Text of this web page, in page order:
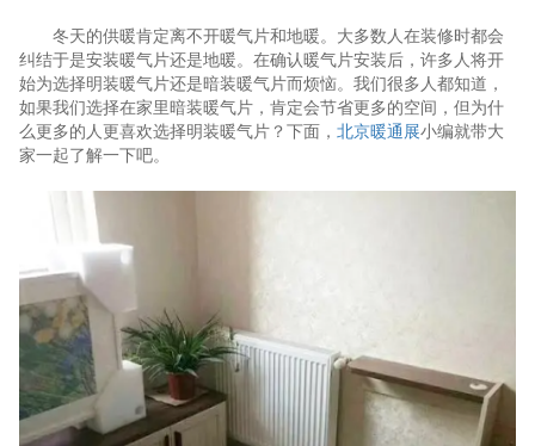
冬天的供暖肯定离不开暖气片和地暖。大多数人在装修时都会
纠结于是安装暖气片还是地暖。在确认暖气片安装后，许多人将开
始为选择明装暖气片还是暗装暖气片而烦恼。我们很多人都知道，
如果我们选择在家里暗装暖气片，肯定会节省更多的空间，但为什
么更多的人更喜欢选择明装暖气片？下面， 北京暖通展小编就带大
家一起了解一下吧。